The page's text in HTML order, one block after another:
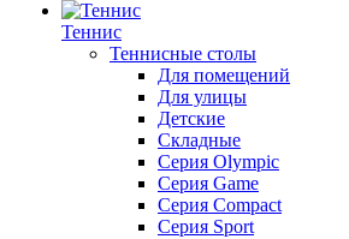
Теннис
Теннисные столы
Для помещений
Для улицы
Детские
Складные
Серия Olympic
Серия Game
Серия Compact
Серия Sport